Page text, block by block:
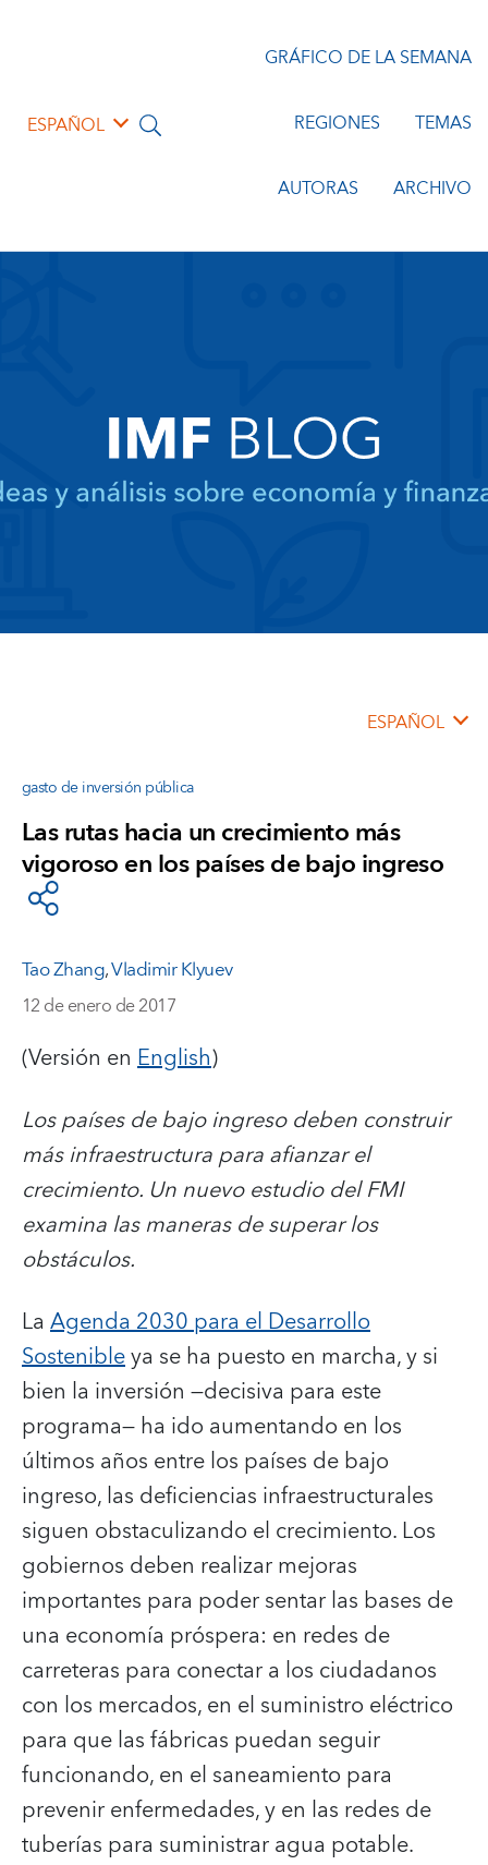
ESPAÑOL
GRÁFICO DE LA SEMANA
REGIONES TEMAS
AUTORAS ARCHIVO
ESPAÑOL
gasto de inversión pública
Las rutas hacia un crecimiento más
vigoroso en los países de bajo ingreso
Tao Zhang,Vladimir Klyuev
12 de enero de 2017
(Versión en English)
Los países de bajo ingreso deben construir
más infraestructura para afianzar el
crecimiento. Un nuevo estudio del FMI
examina las maneras de superar los
obstáculos.
La Agenda 2030 para el Desarrollo
Sostenibleya se ha puesto en marcha, y si
bien la inversión —decisiva para este
programa— ha ido aumentando en los
últimos años entre los países de bajo
ingreso, las deficiencias infraestructurales
siguen obstaculizando el crecimiento. Los
gobiernos deben realizar mejoras
importantes para poder sentar las bases de
una economía próspera: en redes de
carreteras para conectar a los ciudadanos
con los mercados, en el suministro eléctrico
para que las fábricas puedan seguir
funcionando, en el saneamiento para
prevenir enfermedades, y en las redes de
tuberías para suministrar agua potable.